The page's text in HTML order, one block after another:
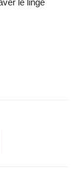
le linge